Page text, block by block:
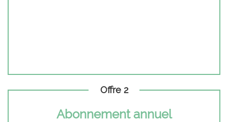
Offre 2
Abonnement annuel